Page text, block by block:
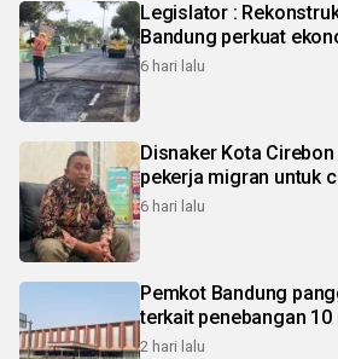
Legislator : Rekonstruksi Jalan Soreang-
Bandung perkuat
6 hari lalu
Disnaker Kota
pekerja migran untuk
6 hari lalu
Pemkot Bandung
terkait penebangan
2 hari lalu